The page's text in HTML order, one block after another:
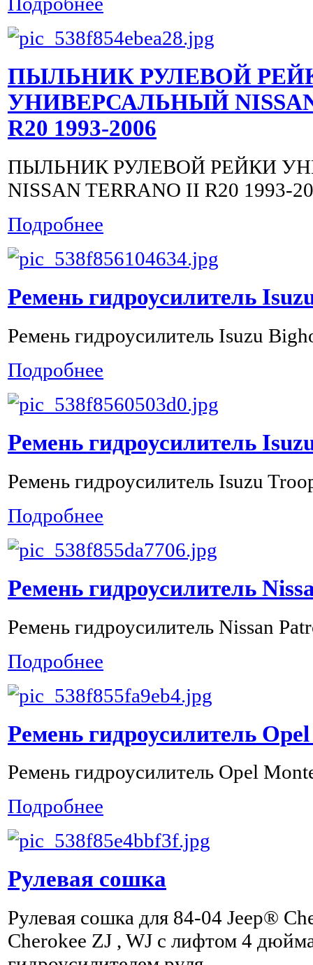
ПЫЛЬНИК РУЛЕВОЙ
УНИВЕРСАЛЬНЫЙ
R20 1993-2006
ПЫЛЬНИК РУЛЕВОЙ РЕЙКИ
NISSAN TERRANO II R20 1993-
Подробнее
Ремень гидроусилитель
Ремень гидроусилитель Isuzu
Подробнее
Ремень гидроусилитель
Ремень гидроусилитель Isuzu
Подробнее
Ремень гидроусилитель
Ремень гидроусилитель Nissan
Подробнее
Ремень гидроусилитель
Ремень гидроусилитель Opel
Подробнее
Рулевая сошка
Рулевая сошка для 84-04 Jeep®
Cherokee ZJ , WJ с лифтом 4